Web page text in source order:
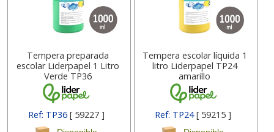
Tempera preparada
escolar Liderpapel 1 Litro
Verde TP36
Ref: TP36 [ 59227 ]
Tempera escolar líquida 1
litro Liderpapel TP24
amarillo
Ref: TP24[ 59215 ]